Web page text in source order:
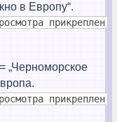
в Европу“.
прикреплен
„Черноморское
прикреплен